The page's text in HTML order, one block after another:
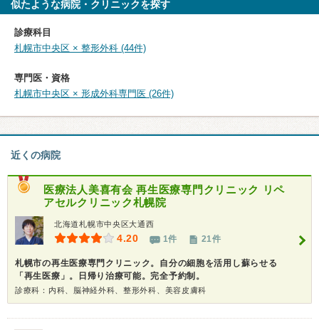
似たような病院・クリニックを探す
診療科目
札幌市中央区 × 整形外科 (44件)
専門医・資格
札幌市中央区 × 形成外科専門医 (26件)
近くの病院
医療法人美喜有会再生医療専門クリニック リペ
アセルクリニック札幌院
北海道札幌市中央区大通西
4.20 1件 21件
札幌市の再生医療専門クリニック。自分の細胞を活用し蘇らせる
「再生医療」。日帰り治療可能。完全予約制。
診療科：内科、脳神経外科、整形外科、美容皮膚科